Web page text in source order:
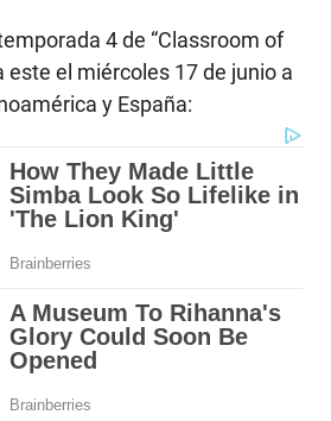
4 de “Classroom of
este el miércoles 17 de junio a
y España: